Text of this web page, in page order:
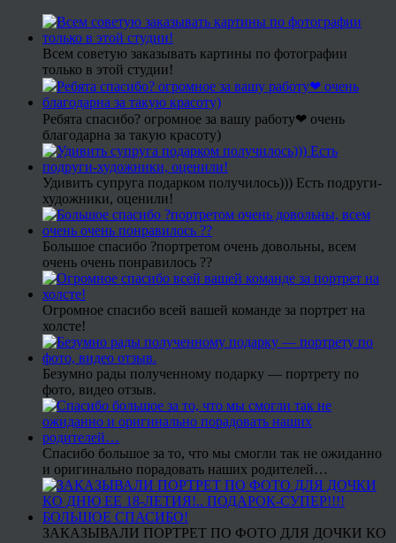
Всем советую заказывать картины по фотографии
только в этой студии!
Ребята спасибо? огромное за вашу работу❤ очень
благодарна за такую красоту)
Удивить супруга подарком получилось))) Есть подруги-
художники, оценили!
Большое спасибо ?портретом очень довольны, всем
очень очень понравилось ??
Огромное спасибо всей вашей команде за портрет на
холсте!
Безумно рады полученному подарку — портрету по
фото, видео отзыв.
Спасибо большое за то, что мы смогли так не ожиданно
и оригинально порадовать наших родителей…
ЗАКАЗЫВАЛИ ПОРТРЕТ ПО ФОТО ДЛЯ ДОЧКИ КО